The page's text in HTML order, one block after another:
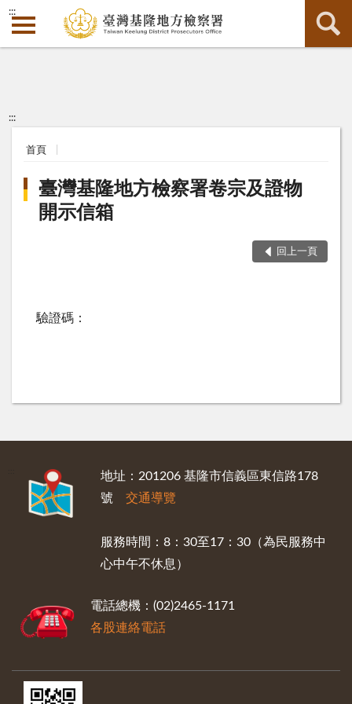
:::
:::
首頁
臺灣基隆地方檢察署卷宗及證物
開示信箱
回上一頁
驗證碼：
地址：201206 基隆市信義區東信路178
號 交通導覽
服務時間：8：30至17：30（為民服務中
心中午不休息）
電話總機：(02)2465-1171
各股連絡電話